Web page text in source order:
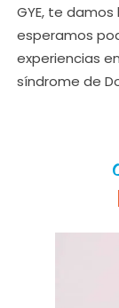
GYE, te
esperamos
experiencias
síndrome de